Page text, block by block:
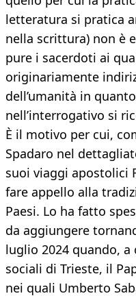
letteratura si pratica
nella scrittura) non è
pure i sacerdoti ai
originariamente
dell’umanità in
nell’interrogativo si
È il motivo per cui,
Spadaro nel
suoi viaggi apostolici
fare appello alla
Paesi. Lo ha fatto
da aggiungere
luglio 2024 quando,
sociali di Trieste, il
nei quali Umberto